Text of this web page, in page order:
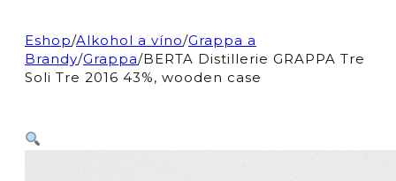
Eshop/Alkohol a víno/Grappa a
Brandy/Grappa/BERTA Distillerie GRAPPA Tre
Soli Tre 2016 43%, wooden case